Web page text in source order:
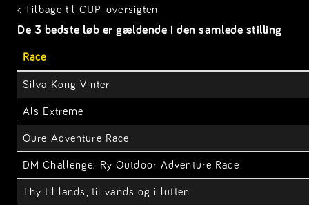
< Tilbage til CUP-oversigten
De 3 bedste løb er gældende i den samlede stilling
Race
Silva Kong Vinter
Als Extreme
Oure Adventure Race
DM Challenge: Ry Outdoor Adventure Race
Thy til lands, til vands og i luften